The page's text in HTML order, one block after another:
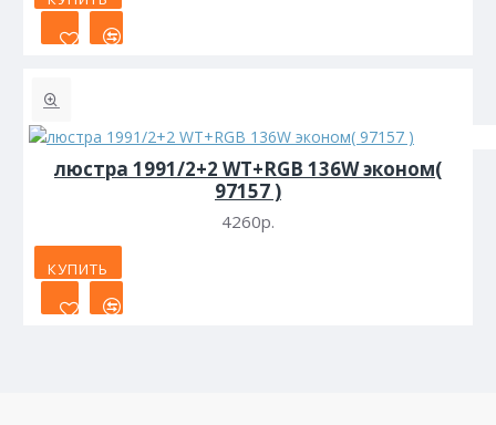
люстра 1991/2+2 WT+RGB 136W эконом(
97157 )
4260р.
КУПИТЬ